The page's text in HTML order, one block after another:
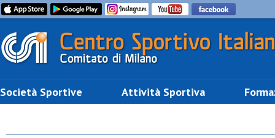
Società Sportive Attività Sportiva